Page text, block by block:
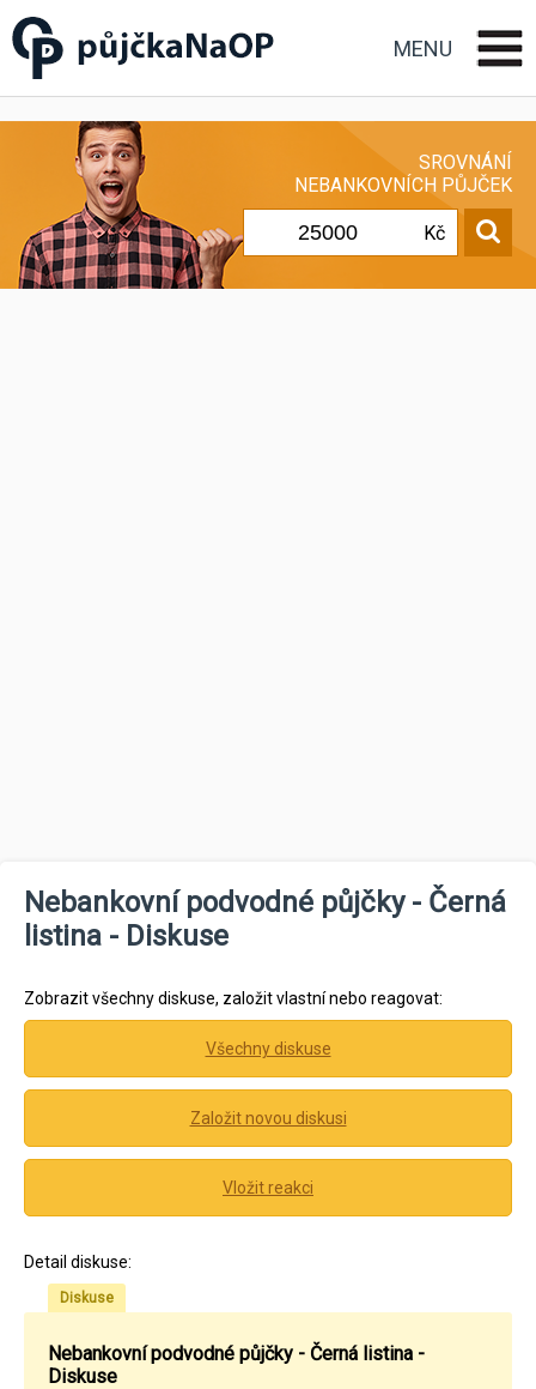
Půjčka na OP občanský
průkaz
MENU
SROVNÁNÍ
NEBANKOVNÍCH PŮJČEK
Kč
Nebankovní podvodné půjčky - Černá
listina - Diskuse
Zobrazit všechny diskuse, založit vlastní nebo reagovat:
Všechny diskuse
Založit novou diskusi
Vložit reakci
Detail diskuse:
Diskuse
Nebankovní podvodné půjčky - Černá listina -
Diskuse